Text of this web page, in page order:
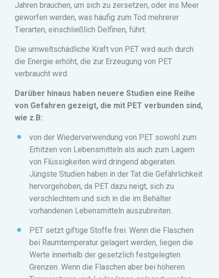
Jahren brauchen, um sich zu zersetzen, oder ins Meer
geworfen werden, was häufig zum Tod mehrerer
Tierarten, einschließlich Delfinen, führt.
Die umweltschädliche Kraft von PET wird auch durch
die Energie erhöht, die zur Erzeugung von PET
verbraucht wird.
Darüber hinaus haben neuere Studien eine Reihe
von Gefahren gezeigt, die mit PET verbunden sind,
wie z.B:
von der Wiederverwendung von PET sowohl zum
Erhitzen von Lebensmitteln als auch zum Lagern
von Flüssigkeiten wird dringend abgeraten.
Jüngste Studien haben in der Tat die Gefährlichkeit
hervorgehoben, da PET dazu neigt, sich zu
verschlechtern und sich in die im Behälter
vorhandenen Lebensmitteln auszubreiten.
P ET setzt giftige Stoffe frei. Wenn die Flaschen
bei Raumtemperatur gelagert werden, liegen die
Werte innerhalb der gesetzlich festgelegten
Grenzen. Wenn die Flaschen aber bei höheren